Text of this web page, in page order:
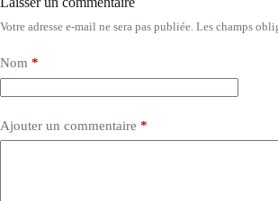
Votre adresse e-mail ne sera pas publiée. Les champs
Nom *
Ajouter un commentaire *